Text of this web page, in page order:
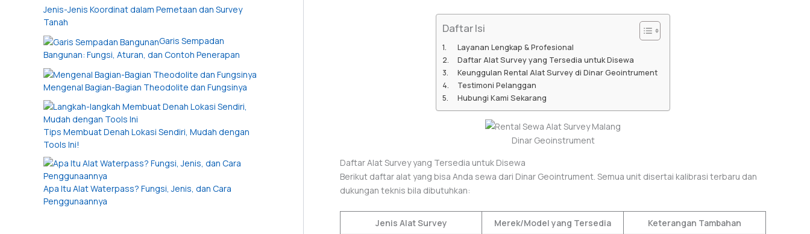
Jenis-Jenis Koordinat dalam Pemetaan dan Survey
Tanah
Garis Sempadan
Bangunan: Fungsi, Aturan, dan Contoh Penerapan
Mengenal Bagian-Bagian Theodolite dan Fungsinya
Tips Membuat Denah Lokasi Sendiri, Mudah dengan
Tools Ini!
Apa Itu Alat Waterpass? Fungsi, Jenis, dan Cara
Penggunaannya
Daftar Isi
Layanan Lengkap & Profesional
Daftar Alat Survey yang Tersedia untuk Disewa
Keunggulan Rental Alat Survey di Dinar Geointrument
Testimoni Pelanggan
Hubungi Kami Sekarang
Dinar Geoinstrument
Daftar Alat Survey yang Tersedia untuk Disewa
Berikut daftar alat yang bisa Anda sewa dari Dinar Geointrument. Semua unit disertai kalibrasi terbaru dan
dukungan teknis bila dibutuhkan:
Jenis Alat Survey Merek/Model yang Tersedia Keterangan Tambahan